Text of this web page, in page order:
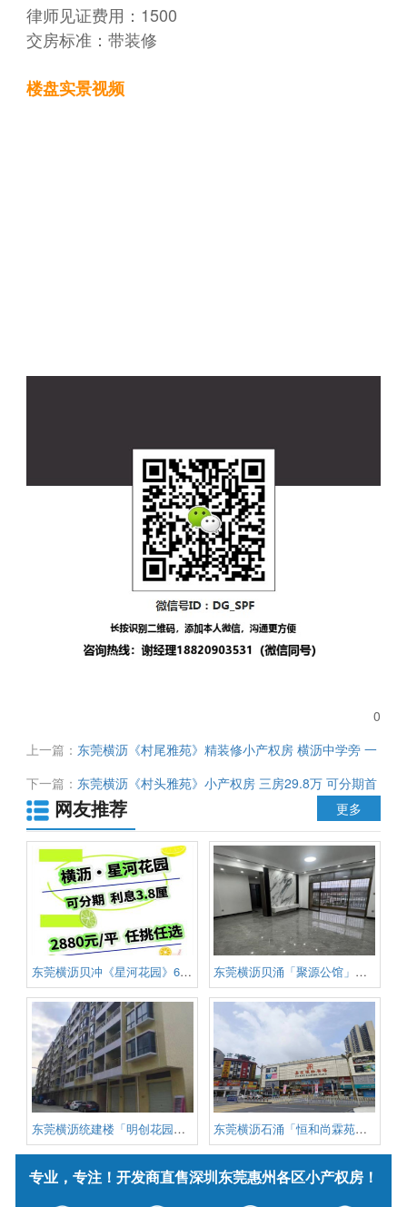
律师见证费用：1500
交房标准：带装修
楼盘实景视频
0
上一篇： 东莞横沥《村尾雅苑》精装修小产权房 横沥中学旁 一
梯两户精装三房 马路第一排 停车无忧 首付3成 分期8年
下一篇： 东莞横沥《村头雅苑》小产权房 三房29.8万 可分期首
付一半 马路第一排 停车无忧
网友推荐 更多
东莞横沥贝冲《星河花园》6栋规 东莞横沥贝涌「聚源公馆」精装修
东莞横沥统建楼「明创花园」首付 东莞横沥石涌「恒和尚霖苑」小产
专业，专注！开发商直售深圳东莞惠州各区小产权房！